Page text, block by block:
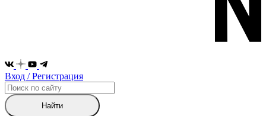
Вход / Регистрация
Найти